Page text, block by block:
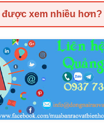
được xem nhiều hơn?